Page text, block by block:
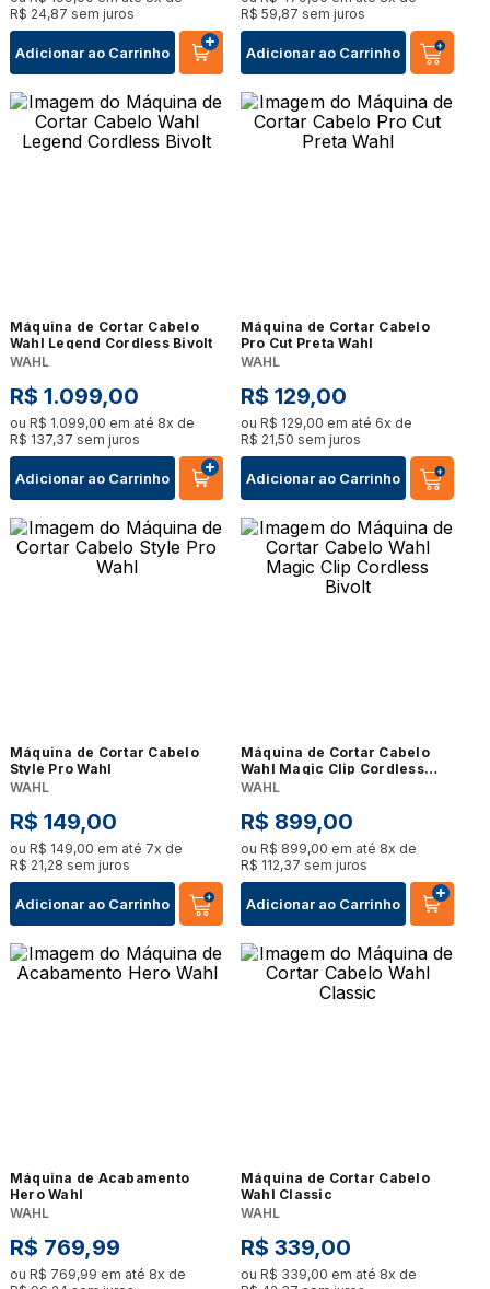
R$ 24,87 sem juros
Adicionar ao Carrinho
R$ 59,87 sem juros
Adicionar ao Carrinho
Máquina de Cortar Cabelo
Wahl Legend Cordless Bivolt
WAHL
R$ 1.099,00
ou R$ 1.099,00 em até 8x de
R$ 137,37 sem juros
Adicionar ao Carrinho
Máquina de Cortar Cabelo
Pro Cut Preta Wahl
WAHL
R$ 129,00
ou R$ 129,00 em até 6x de
R$ 21,50 sem juros
Adicionar ao Carrinho
Máquina de Cortar Cabelo
Style Pro Wahl
WAHL
R$ 149,00
ou R$ 149,00 em até 7x de
R$ 21,28 sem juros
Adicionar ao Carrinho
Máquina de Cortar Cabelo
Wahl Magic Clip Cordless
Bivolt
WAHL
R$ 899,00
ou R$ 899,00 em até 8x de
R$ 112,37 sem juros
Adicionar ao Carrinho
Máquina de Acabamento
Hero Wahl
WAHL
R$ 769,99
ou R$ 769,99 em até 8x de
Máquina de Cortar Cabelo
Wahl Classic
WAHL
R$ 339,00
ou R$ 339,00 em até 8x de